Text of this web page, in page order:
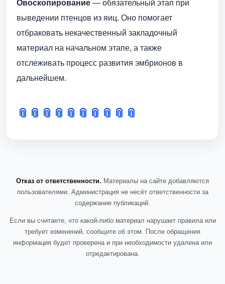
Овоскопирование — обязательный этап при
выведении птенцов из яиц. Оно помогает
отбраковать некачественный закладочный
материал на начальном этапе, а также
отслеживать процесс развития эмбрионов в
дальнейшем.
📎 📎 📎 📎 📎 📎 📎 📎 📎 📎
Отказ от ответственности. Материалы на сайте добавляются
пользователями. Администрация не несёт ответственности за
содержание публикаций.
Если вы считаете, что какой-либо материал нарушает правила или
требует изменений, сообщите об этом. После обращения
информация будет проверена и при необходимости удалена или
отредактирована.